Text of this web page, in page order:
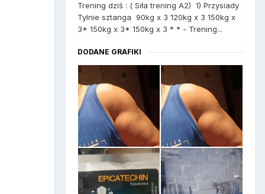
Trening dziś : ( Siła trening A2) 1) Przysiady
Tylnie sztanga 90kg x 3 120kg x 3 150kg x
3* 150kg x 3* 150kg x 3 * * - Trening...
DODANE GRAFIKI